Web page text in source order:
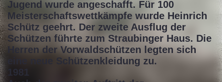
Jugend wurde angeschafft. Für 100
Meisterschaftswettkämpfe wurde Heinrich
Schütz geehrt. Der zweite Ausflug der
Schützen führte zum Straubinger Haus. Die
Herren der Vorwaldschützen legten sich
eine neue Schützenkleidung zu.
1981